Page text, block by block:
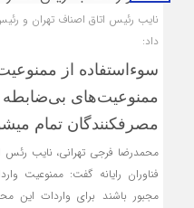
نایب رئیس اتاق اصناف تهران و
داد:
سوءاستفاده از
ممنوعیت‌های بی‌ضابطه
مصرف‎کنندگان تمام می‎شود
محمدرضا فرجی تهرانی، نایب رئس
فناوران رایانه گفت: ممنوعیت
مجبور باشند برای واردات این